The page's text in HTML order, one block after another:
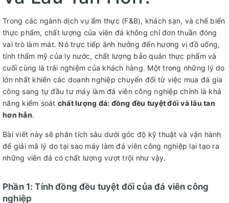
Trong các ngành dịch vụ ẩm thực (F&B), khách sạn, và chế biến
thực phẩm, chất lượng của viên đá không chỉ đơn thuần đóng
vai trò làm mát. Nó trực tiếp ảnh hưởng đến hương vị đồ uống,
tính thẩm mỹ của ly nước, chất lượng bảo quản thực phẩm và
cuối cùng là trải nghiệm của khách hàng. Một trong những lý do
lớn nhất khiến các doanh nghiệp chuyển đổi từ việc mua đá gia
công sang tự đầu tư máy làm đá viên công nghiệp chính là khả
năng kiểm soát chất lượng đá: đồng đều tuyệt đối và lâu tan
hơn hẳn.
Bài viết này sẽ phân tích sâu dưới góc độ kỹ thuật và vận hành
để giải mã lý do tại sao máy làm đá viên công nghiệp lại tạo ra
những viên đá có chất lượng vượt trội như vậy.
Phần 1: Tính đồng đều tuyệt đối của đá viên công
nghiệp